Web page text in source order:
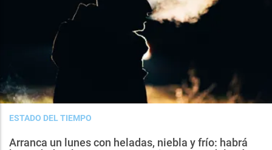
ESTADO DEL TIEMPO
Arranca un lunes con heladas, niebla y frío: habrá